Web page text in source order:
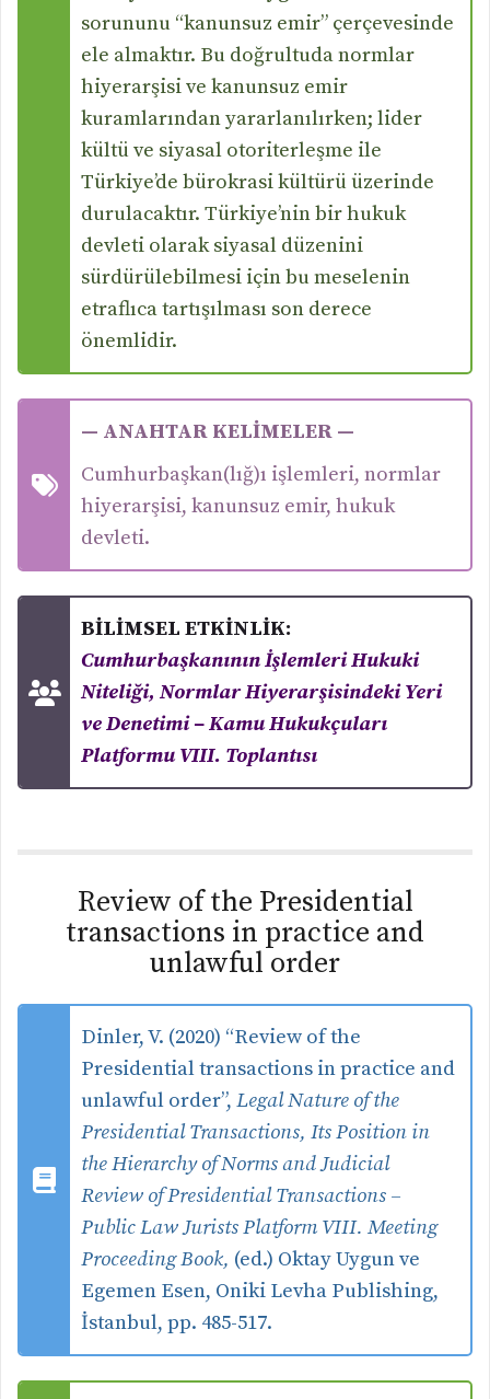
sorununu “kanunsuz emir” çerçevesinde
ele almaktır. Bu doğrultuda normlar
hiyerarşisi ve kanunsuz emir
kuramlarından yararlanılırken; lider
kültü ve siyasal otoriterleşme ile
Türkiye’de bürokrasi kültürü üzerinde
durulacaktır. Türkiye’nin bir hukuk
devleti olarak siyasal düzenini
sürdürülebilmesi için bu meselenin
etraflıca tartışılması son derece
önemlidir.
— ANAHTAR KELİMELER —
Cumhurbaşkan(lığ)ı işlemleri, normlar
hiyerarşisi, kanunsuz emir, hukuk
devleti.
BİLİMSEL ETKİNLİK:
Cumhurbaşkanının İşlemleri Hukuki
Niteliği, Normlar Hiyerarşisindeki Yeri
ve Denetimi – Kamu Hukukçuları
Platformu VIII. Toplantısı
Review of the Presidential
transactions in practice and
unlawful order
Dinler, V. (2020) “Review of the
Presidential transactions in practice and
unlawful order”, Legal Nature of the
Presidential Transactions, Its Position in
the Hierarchy of Norms and Judicial
Review of Presidential Transactions –
Public Law Jurists Platform VIII. Meeting
Proceeding Book, (ed.) Oktay Uygun ve
Egemen Esen, Oniki Levha Publishing,
İstanbul, pp. 485-517.